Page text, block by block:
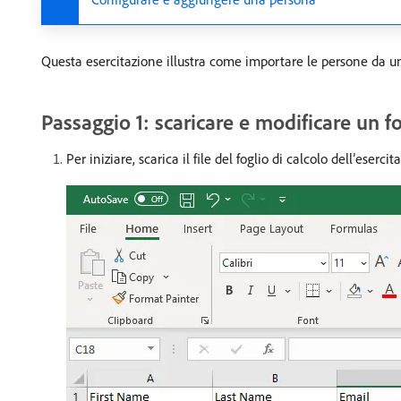
Questa esercitazione illustra come importare le persone da
Passaggio 1: scaricare e modificare un
Per iniziare, scarica il file del foglio di calcolo